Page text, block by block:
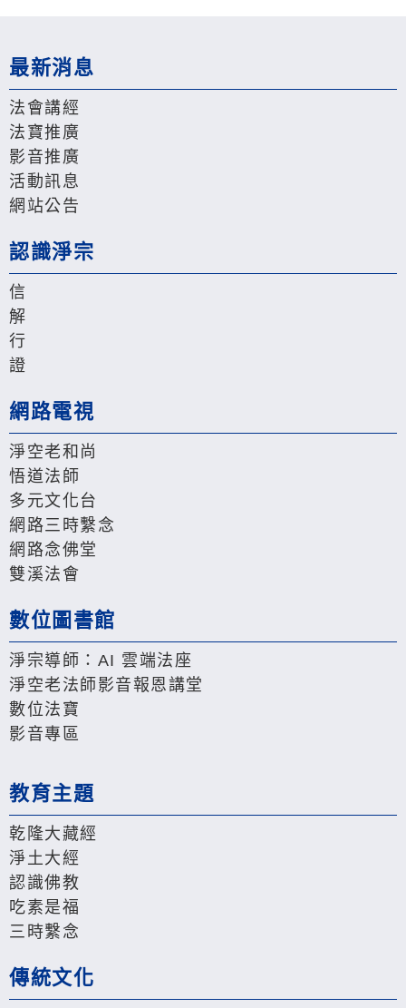
最新消息
法會講經
法寶推廣
影音推廣
活動訊息
網站公告
認識淨宗
信
解
行
證
網路電視
淨空老和尚
悟道法師
多元文化台
網路三時繫念
網路念佛堂
雙溪法會
數位圖書館
淨宗導師：AI 雲端法座
淨空老法師影音報恩講堂
數位法寶
影音專區
教育主題
乾隆大藏經
淨土大經
認識佛教
吃素是福
三時繫念
傳統文化